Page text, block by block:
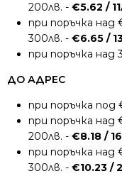
200лв. - €5.62 /
при поръчка над
300лв. - €6.65 /
при поръчка над
ДО АДРЕС
при поръчка под
при поръчка над
200лв. - €8.18 /
при поръчка над
300лв. - €10.23 /